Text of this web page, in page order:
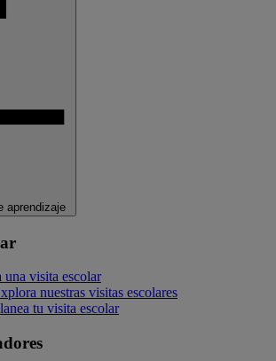
aprendizaje
una visita escolar
nuestras visitas escolares
tu visita escolar